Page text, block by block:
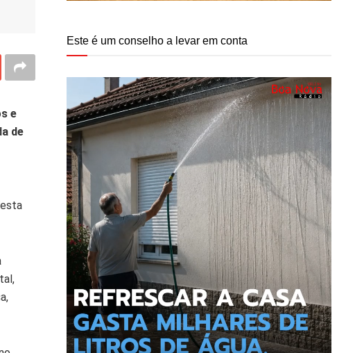
e
de
Este é um conselho a levar em conta